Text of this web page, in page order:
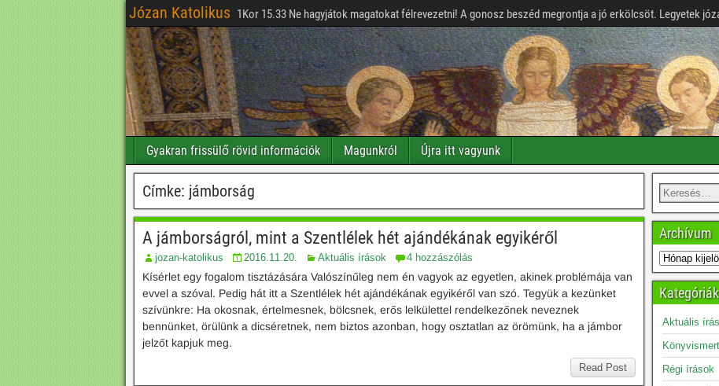
Józan Katolikus 1Kor 15.33 Ne hagyjátok magatokat félrevezetni! A gonosz beszéd megrontja a jó erkölcsöt. Legyetek
Gyakran frissülő rövid információk Magunkról Újra itt vagyunk
Címke: jámborság
A jámborságról, mint a Szentlélek hét ajándékának egyikéről
jozan-katolikus 2016.11.20. Aktuális írások 4 hozzászólás
Kísérlet egy fogalom tisztázására Valószínűleg nem én vagyok az egyetlen, akinek problémája van
evvel a szóval. Pedig hát itt a Szentlélek hét ajándékának egyikéről van szó. Tegyük a kezünket
szívünkre: Ha okosnak, értelmesnek, bölcsnek, erős lelkülettel rendelkezőnek neveznek
bennünket, örülünk a dicséretnek, nem biztos azonban, hogy osztatlan az örömünk, ha a jámbor
jelzőt kapjuk meg.
Read Post
Archívum
Kategóriák
Aktuális
Régi írások